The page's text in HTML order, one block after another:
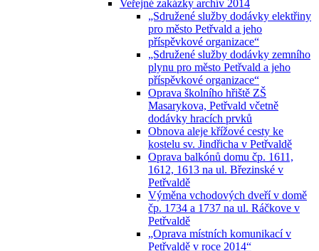
Veřejné zakázky archív 2014
„Sdružené služby dodávky elektřiny
pro město Petřvald a jeho
příspěvkové organizace“
„Sdružené služby dodávky zemního
plynu pro město Petřvald a jeho
příspěvkové organizace“
Oprava školního hřiště ZŠ
Masarykova, Petřvald včetně
dodávky hracích prvků
Obnova aleje křížové cesty ke
kostelu sv. Jindřicha v Petřvaldě
Oprava balkónů domu čp. 1611,
1612, 1613 na ul. Březinské v
Petřvaldě
Výměna vchodových dveří v domě
čp. 1734 a 1737 na ul. Ráčkove v
Petřvaldě
„Oprava místních komunikací v
Petřvaldě v roce 2014“